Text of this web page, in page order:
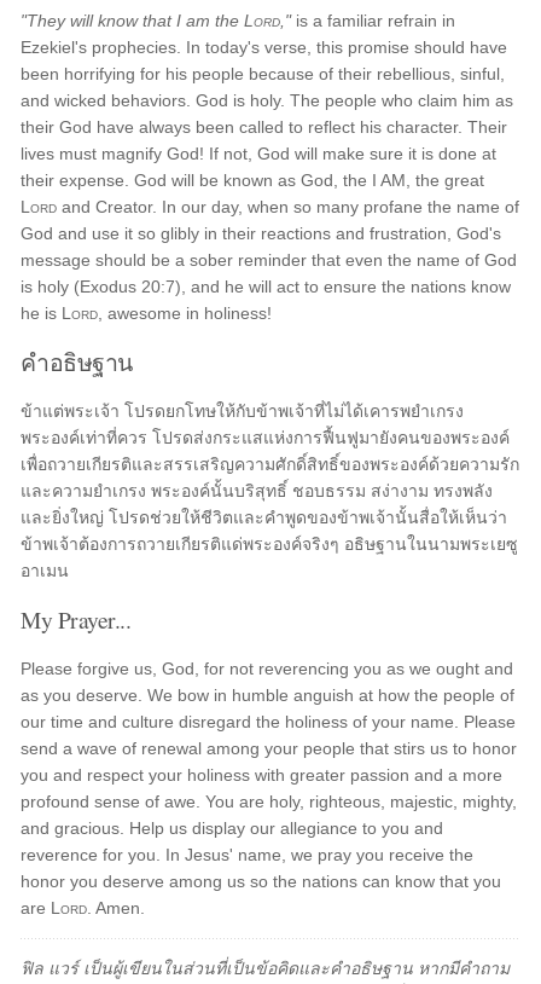
"They will know that I am theLord ,"is a familiar refrain in
Ezekiel's prophecies. In today's verse, this promise should have
been horrifying for his people because of their rebellious, sinful,
and wicked behaviors. God is holy. The people who claim him as
their God have always been called to reflect his character. Their
lives must magnify God! If not, God will make sure it is done at
their expense. God will be known as God, the I AM, the great
Lord and Creator. In our day, when so many profane the name of
God and use it so glibly in their reactions and frustration, God's
message should be a sober reminder that even the name of God
is holy (Exodus 20:7), and he will act to ensure the nations know
he is Lord , awesome in holiness!
คำอธิษฐาน
ข้าแต่พระเจ้า โปรดยกโทษให้กับข้าพเจ้าที่ไม่ได้เคารพยำเกรง
พระองค์เท่าที่ควร โปรดส่งกระแสแห่งการฟื้นฟูมายังคนของพระองค์
เพื่อถวายเกียรติและสรรเสริญความศักดิ์สิทธิ์ของพระองค์ด้วยความรัก
และความยำเกรง พระองค์นั้นบริสุทธิ์ ชอบธรรม สง่างาม ทรงพลัง
และยิ่งใหญ่ โปรดช่วยให้ชีวิตและคำพูดของข้าพเจ้านั้นสื่อให้เห็นว่า
ข้าพเจ้าต้องการถวายเกียรติแด่พระองค์จริงๆ อธิษฐานในนามพระเยซู
อาเมน
My Prayer...
Please forgive us, God, for not reverencing you as we ought and
as you deserve. We bow in humble anguish at how the people of
our time and culture disregard the holiness of your name. Please
send a wave of renewal among your people that stirs us to honor
you and respect your holiness with greater passion and a more
profound sense of awe. You are holy, righteous, majestic, mighty,
and gracious. Help us display our allegiance to you and
reverence for you. In Jesus' name, we pray you receive the
honor you deserve among us so the nations can know that you
are Lord . Amen.
ฟิล แวร์ เป็นผู้เขียนในส่วนที่เป็นข้อคิดและคำอธิษฐาน หากมีคำถาม